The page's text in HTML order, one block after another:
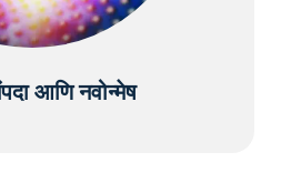
आणि नवोन्मेष